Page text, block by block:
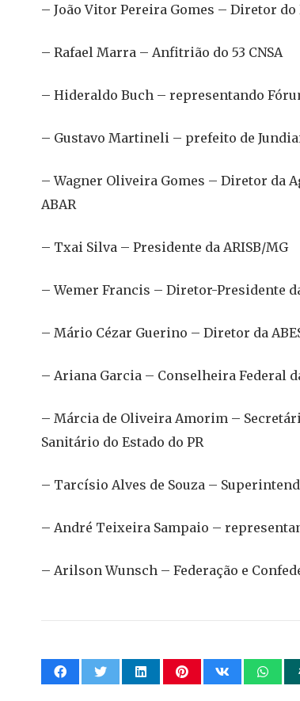
– João Vitor Pereira Gomes – Diretor do
– Rafael Marra – Anfitrião do 53 CNSA
– Hideraldo Buch – representando
– Gustavo Martineli – prefeito de
– Wagner Oliveira Gomes – Diretor da
ABAR
– Txai Silva – Presidente da ARISB/MG
– Wemer Francis – Diretor-Presidente
– Mário Cézar Guerino – Diretor da
– Ariana Garcia – Conselheira Federal
– Márcia de Oliveira Amorim –
Sanitário do Estado do PR
– Tarcísio Alves de Souza –
– André Teixeira Sampaio –
– Arilson Wunsch – Federação e